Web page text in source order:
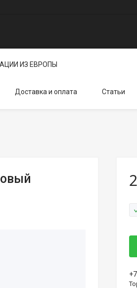
ИЗ ЕВРОПЫ
Доставка и оплата Статьи